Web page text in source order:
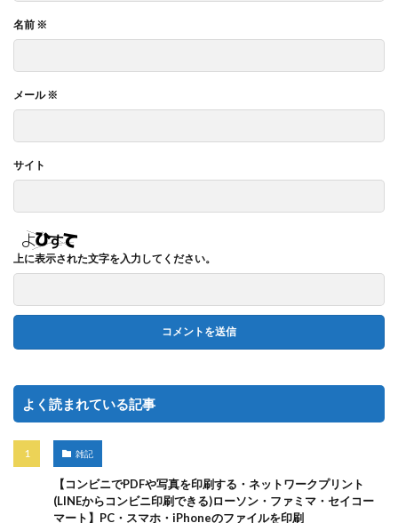
名前 ※
メール※
サイト
上に表示された文字を入力してください。
よく読まれている記事
雑記
【コンビニでPDFや写真を印刷する・ネットワークプリント
(LINEからコンビニ印刷できる)ローソン・ファミマ・セイコー
マート】PC・スマホ・iPhoneのファイルを印刷